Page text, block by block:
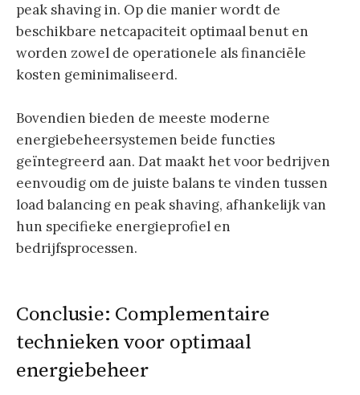
peak shaving in. Op die manier wordt de
beschikbare netcapaciteit optimaal benut en
worden zowel de operationele als financiële
kosten geminimaliseerd.
Bovendien bieden de meeste moderne
energiebeheersystemen beide functies
geïntegreerd aan. Dat maakt het voor bedrijven
eenvoudig om de juiste balans te vinden tussen
load balancing en peak shaving, afhankelijk van
hun specifieke energieprofiel en
bedrijfsprocessen.
Conclusie: Complementaire
technieken voor optimaal
energiebeheer